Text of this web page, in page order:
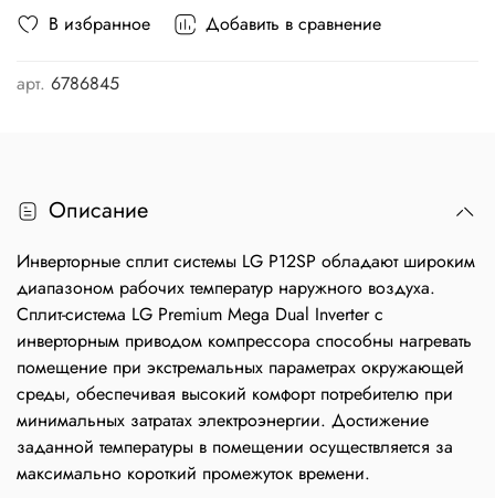
В избранное Добавить в сравнение
арт. 6786845
Описание
Инверторные сплит системы LG P12SP обладают широким
диапазоном рабочих температур наружного воздуха.
Сплит-система LG Premium Mega Dual Inverter с
инверторным приводом компрессора способны нагревать
помещение при экстремальных параметрах окружающей
среды, обеспечивая высокий комфорт потребителю при
минимальных затратах электроэнергии. Достижение
заданной температуры в помещении осуществляется за
максимально короткий промежуток времени.